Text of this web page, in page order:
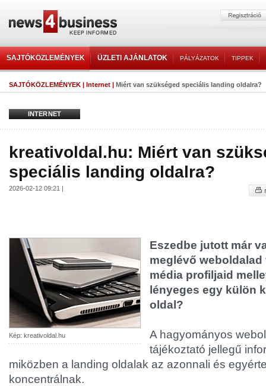
SAJTÓKÖZLEMÉNYEK ÜZLETI AJÁNLATOK PÁLYÁZATOK TIPPEK
SAJTÓKÖZLEMÉNYEK | Internet | Miért van szükséged speciális landing oldalra?
INTERNET
kreativoldal.hu: Miért van
speciális landing oldalra?
2026-02-12 09:21 |
Kép: kreativoldal.hu
Eszedbe jutott már
meglévő
média profiljaid
lényeges egy külön
oldal?
A hagyományos
tájékoztató jellegű
miközben a landing oldalak az azonnali és
koncentrálnak.